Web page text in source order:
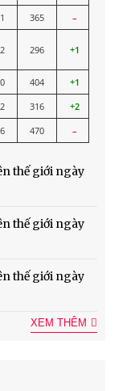
365 –
296 +1
404
+1
316
+2
470 –
thế giới ngày
thế giới ngày
thế giới ngày
XEM THÊM